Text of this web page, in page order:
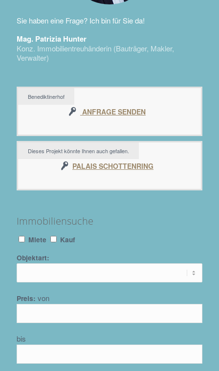
Sie haben eine Frage? Ich bin für Sie da!
Mag. Patrizia Hunter
Konz. Immobilientreuhänderin (Bauträger, Makler,
Verwalter)
Benediktinerhof
ANFRAGE SENDEN
Dieses Projekt könnte Ihnen auch gefallen.
PALAIS SCHOTTENRING
Immobiliensuche
Miete
Kauf
Objektart:
Preis: von
bis